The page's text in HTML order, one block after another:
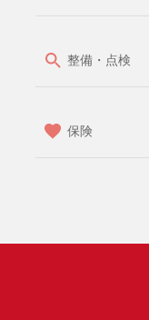
整備・点検
保険